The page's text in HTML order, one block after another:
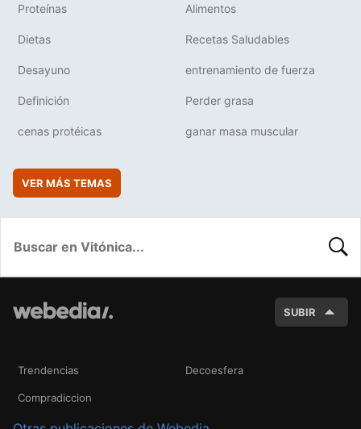
Proteínas Alimentos
Dietas Recetas Saludables
Desayuno entrenamiento de fuerza
Definición Perder grasa
cenas protéicas ganar masa muscular
VER MÁS TEMAS
SUBIR
Trendencias Decoesfera
Compradiccion